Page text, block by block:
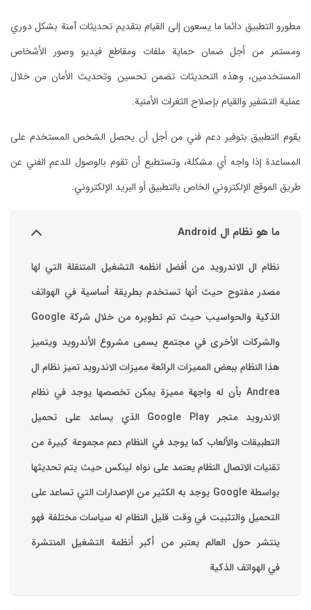
مطورو التطبيق دائما ما يسعون إلى القيام بتقديم تحديثات آمنة بشكل دوري
ومستمر من أجل ضمان حماية ملفات ومقاطع فيديو وصور الأشخاص
المستخدمين، وهذه التحديثات تضمن تحسين وتحديث الأمان من خلال
عملية التشفير والقيام بإصلاح الثغرات الأمنية.
يقوم التطبيق بتوفير دعم فني من أجل أن يحصل الشخص المستخدم على
المساعدة إذا واجه أي مشكلة، وتستطيع أن تقوم بالوصول للدعم الفني عن
طريق الموقع الإلكتروني الخاص بالتطبيق أو البريد الإلكتروني.
ما هو نظام ال Android
نظام ال الاندرويد من أفضل انظمه التشغيل المتنقلة التي لها
مصدر مفتوح حيث أنها تستخدم بطريقة أساسية في الهواتف
والشركات الأخرى في مجتمع يسمى مشروع الأندرويد ويتميز
هذا النظام ببعض المميزات الرائعة ‏مميزات الاندرويد ‏تميز نظام ال
Andrea بأن له واجهة مميزة يمكن تخصصها ‏يوجد في نظام
الاندرويد متجر Google Play الذي يساعد على تحميل
التطبيقات والألعاب ‏كما يوجد في النظام دعم مجموعة كبيرة من
تقنيات الاتصال ‏النظام يعتمد على نواه لينكس حيث يتم تحديثها
بواسطة ‫Google‬ ‏يوجد به الكثير من الإصدارات التي تساعد على
التحميل والتثبيت في وقت قليل ‏النظام له سياسات مختلفة فهو
ينتشر حول العالم يعتبر من أكبر أنظمة التشغيل المنتشرة
في الهواتف الذكية